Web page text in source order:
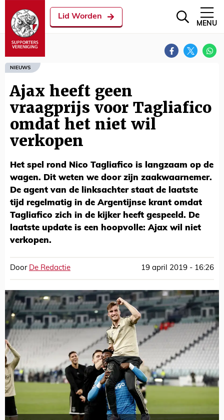
Lid Worden
MENU
NIEUWS
Ajax heeft geen
vraagprijs voor Tagliafico
omdat het niet wil
verkopen
Het spel rond Nico Tagliafico is langzaam op de
wagen. Dit weten we door zijn zaakwaarnemer.
De agent van de linksachter staat de laatste
tijd regelmatig in de Argentijnse krant omdat
Tagliafico zich in de kijker heeft gespeeld. De
laatste update is een hoopvolle: Ajax wil niet
verkopen.
Door De Redactie 19 april 2019 - 16:26